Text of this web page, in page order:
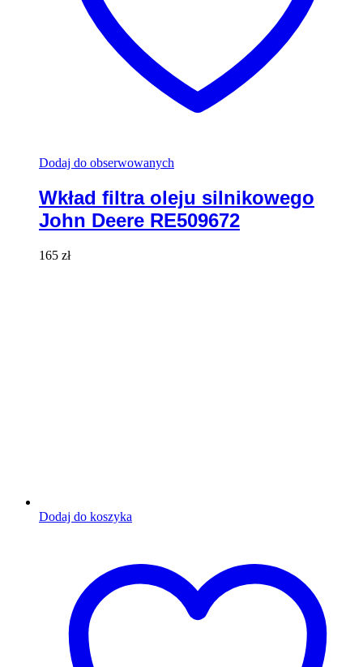
Dodaj do obserwowanych
Wkład filtra oleju silnikowego
John Deere RE509672
165 zł
Dodaj do koszyka